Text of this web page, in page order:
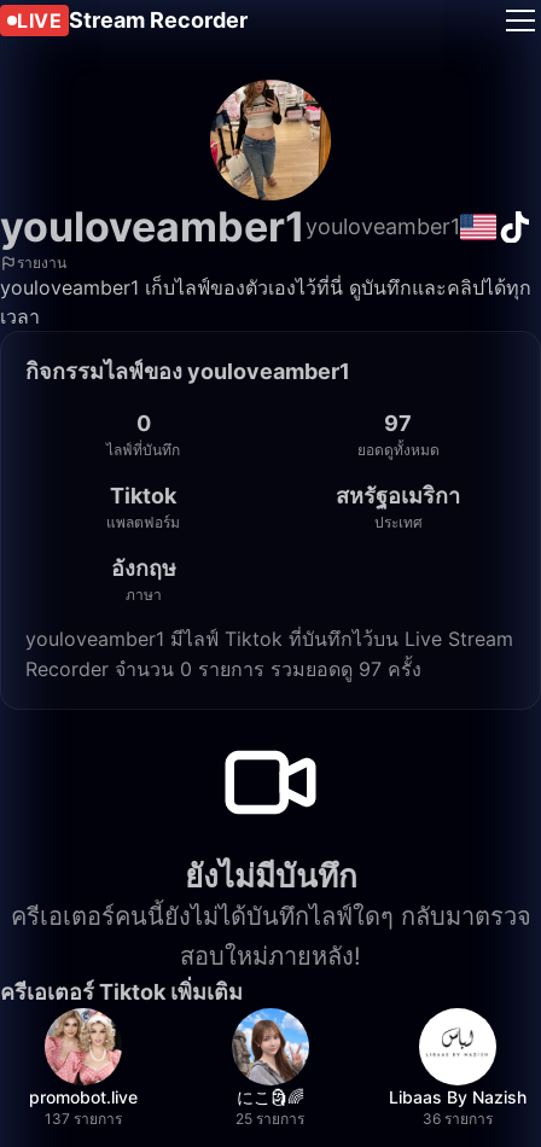
LIVE Stream Recorder
youloveamber1youloveamber1
รายงาน
youloveamber1 เก็บไลฟ์ของตัวเองไว้ที่นี่ ดูบันทึกและคลิปได้ทุก
เวลา
กิจกรรมไลฟ์ของ youloveamber1
0
ไลฟ์ที่บันทึก
97
ยอดดูทั้งหมด
Tiktok
แพลตฟอร์ม
สหรัฐอเมริกา
ประเทศ
อังกฤษ
ภาษา
youloveamber1 มีไลฟ์ Tiktok ที่บันทึกไว้บน Live Stream
Recorder จำนวน 0 รายการ รวมยอดดู 97 ครั้ง
ยังไม่มีบันทึก
ครีเอเตอร์คนนี้ยังไม่ได้บันทึกไลฟ์ใดๆ กลับมาตรวจ
สอบใหม่ภายหลัง!
ครีเอเตอร์ Tiktok เพิ่มเติม
promobot.live
137 รายการ
にこ🗿🌈
25 รายการ
Libaas By Nazish
36 รายการ